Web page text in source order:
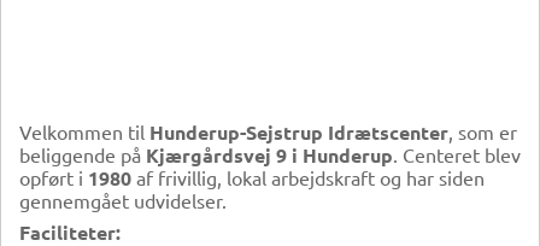
Velkommen til Hunderup-Sejstrup Idrætscenter , som er
beliggende på Kjærgårdsvej 9 i Hunderup . Centeret blev
opført i 1980 af frivillig, lokal arbejdskraft og har siden
gennemgået udvidelser.
Faciliteter: